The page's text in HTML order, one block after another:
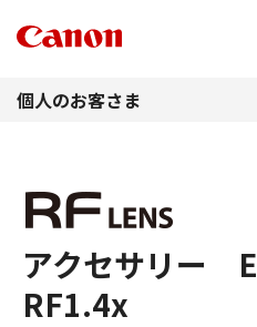
個人のお客さま
アクセサリー
RF1.4x